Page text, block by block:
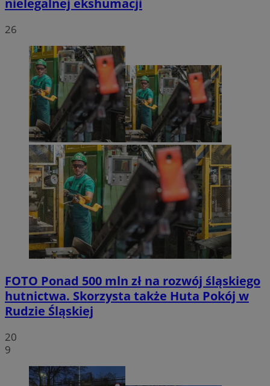
26
FOTO Ponad 500 mln zł na rozwój śląskiego
hutnictwa. Skorzysta także Huta Pokój w
Rudzie Śląskiej
20
9